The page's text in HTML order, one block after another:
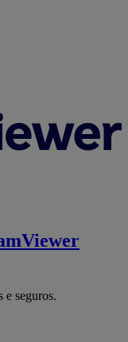
e seguros.